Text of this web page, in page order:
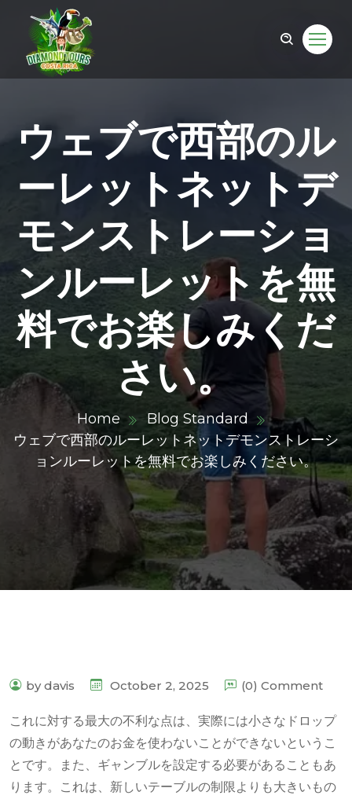
ウェブで西部のル
ーレットネットデ
モンストレーショ
ンルーレットを無
料でお楽しみくだ
さい。
Home
Blog Standard
ウェブで西部のルーレットネットデモンストレーシ
ョンルーレットを無料でお楽しみください。
by davis October 2, 2025 (0) Comment
これに対する最大の不利な点は、実際には小さなドロップ
の動きがあなたのお金を使わないことができないというこ
とです。また、ギャンブルを設定する必要があることもあ
ります。これは、新しいテーブルの制限よりも大きいもの